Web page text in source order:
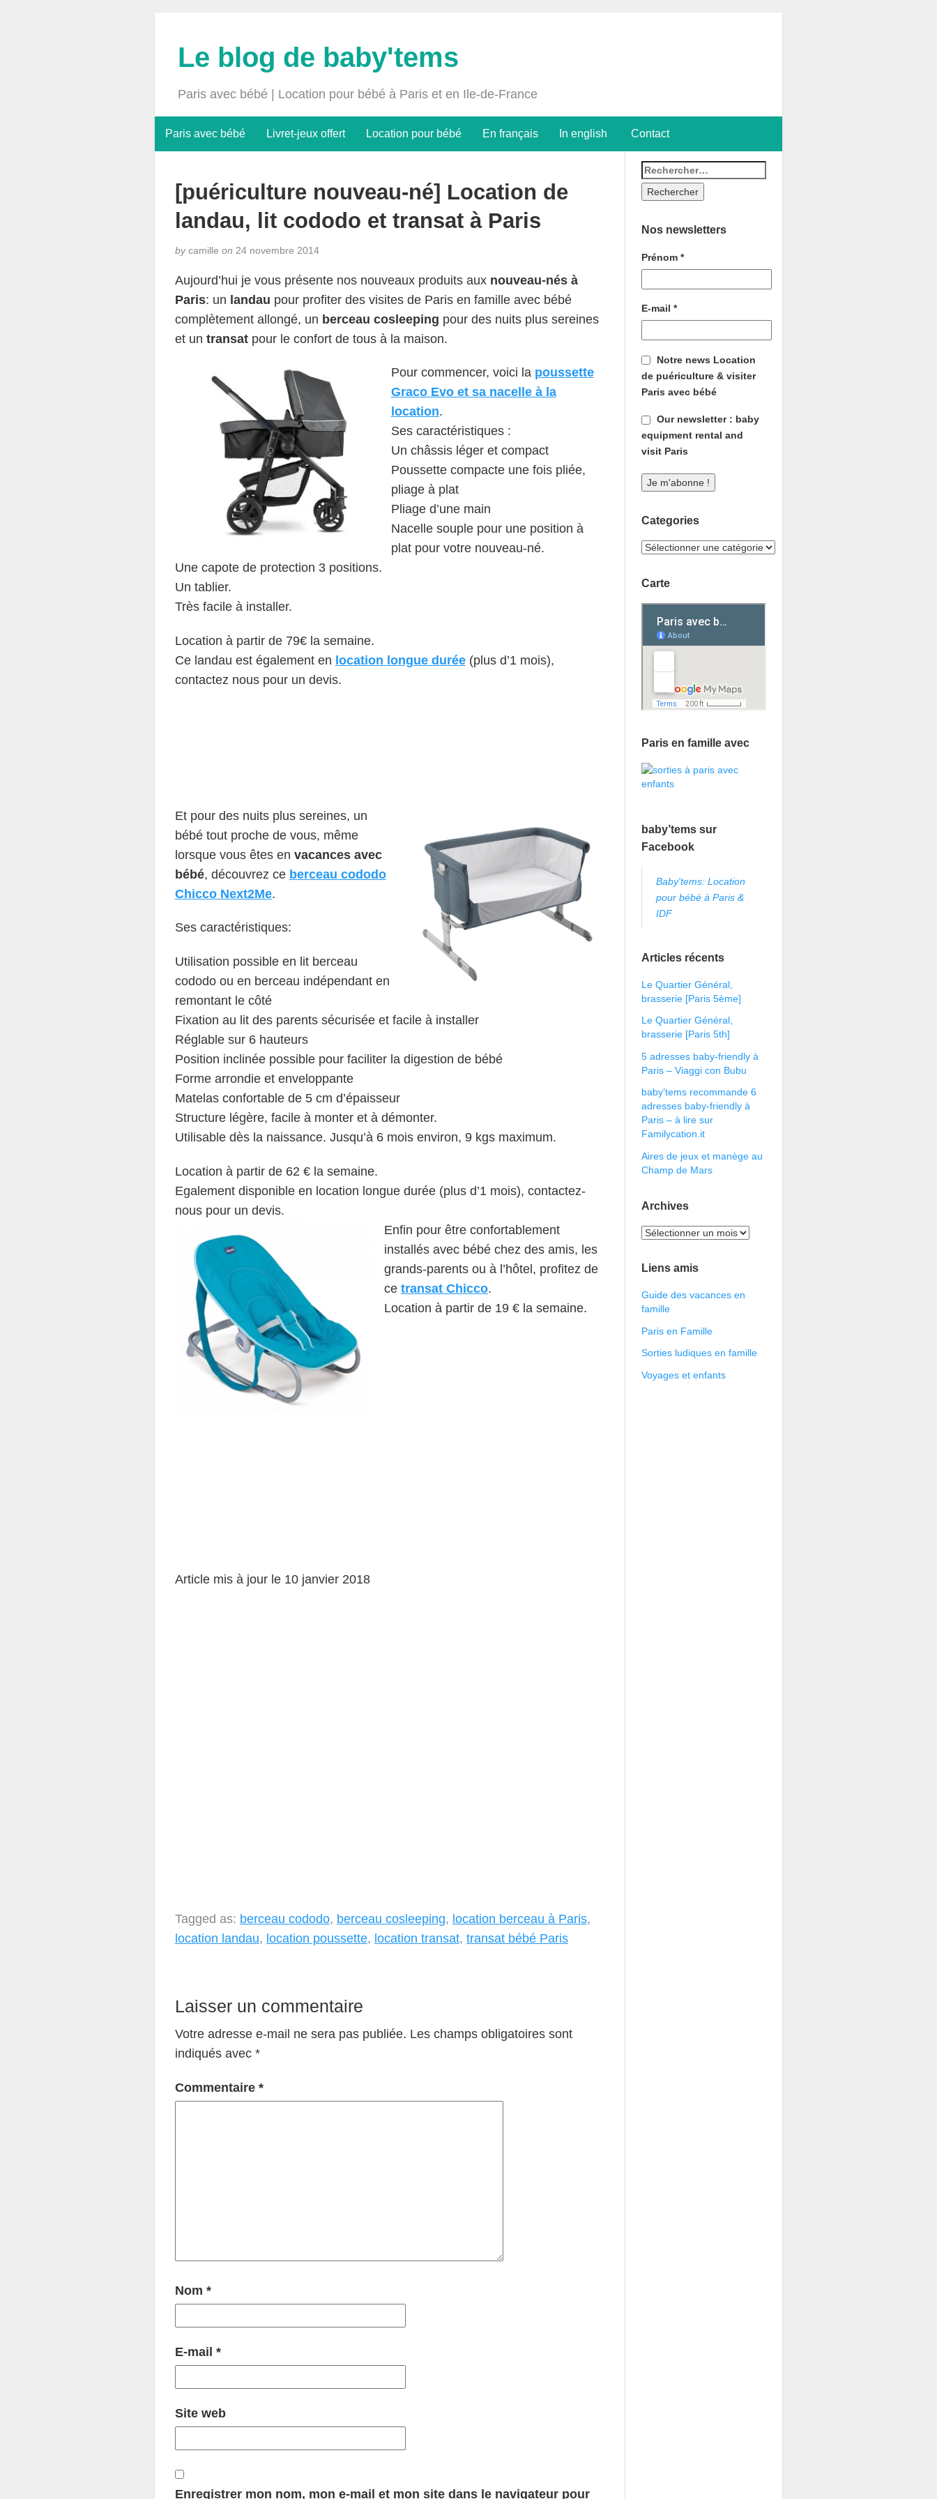
Le blog de baby'tems
Paris avec bébé | Location pour bébé à Paris et en Ile-de-France
Paris avec bébé Livret-jeux offert Location pour bébé En français In english Contact
[puériculture nouveau-né] Location de
landau, lit cododo et transat à Paris
bycamille on 24 novembre 2014
Aujourd’hui je vous présente nos nouveaux produits aux nouveau-nés à
Paris: un landau pour profiter des visites de Paris en famille avec bébé
complètement allongé, un berceau cosleeping pour des nuits plus sereines
et un transatpour le confort de tous à la maison.
Pour commencer, voici la poussette
Graco Evo et sa nacelle à la
location.
Ses caractéristiques :
Un châssis léger et compact
Poussette compacte une fois pliée,
pliage à plat
Pliage d’une main
Nacelle souple pour une position à
plat pour votre nouveau-né.
Une capote de protection 3 positions.
Un tablier.
Très facile à installer.
Location à partir de 79€ la semaine.
Ce landau est également en location longue durée(plus d’1 mois),
contactez nous pour un devis.
Et pour des nuits plus sereines, un
bébé tout proche de vous, même
lorsque vous êtes en vacances avec
bébé, découvrez ce berceau cododo
Chicco Next2Me.
Ses caractéristiques:
Utilisation possible en lit berceau
cododo ou en berceau indépendant en
remontant le côté
Fixation au lit des parents sécurisée et facile à installer
Réglable sur 6 hauteurs
Position inclinée possible pour faciliter la digestion de bébé
Forme arrondie et enveloppante
Matelas confortable de 5 cm d’épaisseur
Structure légère, facile à monter et à démonter.
Utilisable dès la naissance. Jusqu’à 6 mois environ, 9 kgs maximum.
Location à partir de 62 € la semaine.
Egalement disponible en location longue durée (plus d’1 mois), contactez-
nous pour un devis.
Enfin pour être confortablement
installés avec bébé chez des amis, les
grands-parents ou à l’hôtel, profitez de
ce transat Chicco.
Location à partir de 19 € la semaine.
Article mis à jour le 10 janvier 2018
Tagged as: berceau cododo, berceau cosleeping, location berceau à Paris,
location landau, location poussette, location transat, transat bébé Paris
Laisser un commentaire
Votre adresse e-mail ne sera pas publiée. Les champs obligatoires sont
indiqués avec *
Commentaire *
Nom *
E-mail *
Site web
Enregistrer mon nom, mon e-mail et mon site dans le navigateur pour
Nos newsletters
Prénom*
E-mail*
Notre news Location
de puériculture & visiter
Paris avec bébé
Our newsletter : baby
equipment rental and
visit Paris
Categories
Carte
Paris en famille avec
baby’tems sur
Facebook
Baby'tems: Location
pour bébé à Paris &
IDF
Articles récents
Le Quartier Général,
brasserie [Paris 5ème]
Le Quartier Général,
brasserie [Paris 5th]
5 adresses baby-friendly à
Paris – Viaggi con Bubu
baby’tems recommande 6
adresses baby-friendly à
Paris – à lire sur
Familycation.it
Aires de jeux et manège au
Champ de Mars
Archives
Liens amis
Guide des vacances en
famille
Paris en Famille
Sorties ludiques en famille
Voyages et enfants